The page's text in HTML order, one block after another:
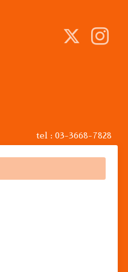
tel : 03-3668-7828